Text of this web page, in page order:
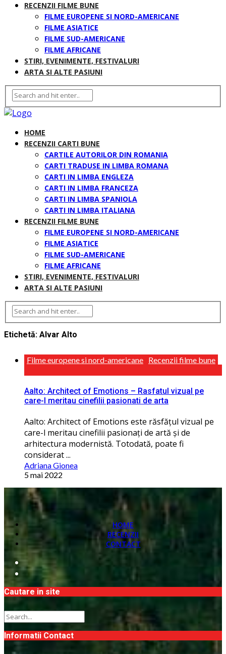
RECENZII FILME BUNE
FILME EUROPENE SI NORD-AMERICANE
FILME ASIATICE
FILME SUD-AMERICANE
FILME AFRICANE
STIRI, EVENIMENTE, FESTIVALURI
ARTA SI ALTE PASIUNI
HOME
RECENZII CARTI BUNE
CARTILE AUTORILOR DIN ROMANIA
CARTI TRADUSE IN LIMBA ROMANA
CARTI IN LIMBA ENGLEZA
CARTI IN LIMBA FRANCEZA
CARTI IN LIMBA SPANIOLA
CARTI IN LIMBA ITALIANA
RECENZII FILME BUNE
FILME EUROPENE SI NORD-AMERICANE
FILME ASIATICE
FILME SUD-AMERICANE
FILME AFRICANE
STIRI, EVENIMENTE, FESTIVALURI
ARTA SI ALTE PASIUNI
Etichetă: Alvar Alto
Filme europene si nord-americane Recenzii filme bune
Aalto: Architect of Emotions – Rasfatul vizual pe
care-l meritau cinefilii pasionati de arta
Aalto: Architect of Emotions este răsfăţul vizual pe
care-l meritau cinefilii pasionaţi de artă și de
arhitectura modernistă. Totodată, poate fi
considerat ...
Adriana Gionea
5 mai 2022
HOME
RECENZII
CONTACT
Cautare in site
Informatii Contact